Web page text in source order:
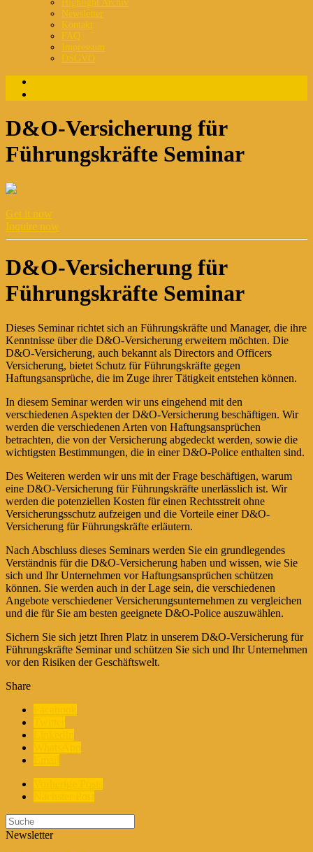
Highlight Archiv
Newsletter
Kontakt
FAQ
Impressum
DSGVO
D&O-Versicherung für
Führungskräfte Seminar
Get it now
Inquire now
D&O-Versicherung für
Führungskräfte Seminar
Dieses Seminar richtet sich an Führungskräfte und Manager, die ihre
Kenntnisse über die D&O-Versicherung erweitern möchten. Die
D&O-Versicherung, auch bekannt als Directors and Officers
Versicherung, bietet Schutz für Führungskräfte gegen
Haftungsansprüche, die im Zuge ihrer Tätigkeit entstehen können.
In diesem Seminar werden wir uns eingehend mit den
verschiedenen Aspekten der D&O-Versicherung beschäftigen. Wir
werden die verschiedenen Arten von Haftungsansprüchen
betrachten, die von der Versicherung abgedeckt werden, sowie die
wichtigsten Bestimmungen, die in einer D&O-Police enthalten sind.
Des Weiteren werden wir uns mit der Frage beschäftigen, warum
eine D&O-Versicherung für Führungskräfte unerlässlich ist. Wir
werden die potenziellen Kosten für einen Rechtsstreit ohne
Versicherungsschutz aufzeigen und die Vorteile einer D&O-
Versicherung für Führungskräfte erläutern.
Nach Abschluss dieses Seminars werden Sie ein grundlegendes
Verständnis für die D&O-Versicherung haben und wissen, wie Sie
sich und Ihr Unternehmen vor Haftungsansprüchen schützen
können. Sie werden auch in der Lage sein, die verschiedenen
Angebote verschiedener Versicherungsunternehmen zu vergleichen
und die für Sie am besten geeignete D&O-Police auszuwählen.
Sichern Sie sich jetzt Ihren Platz in unserem D&O-Versicherung für
Führungskräfte Seminar und schützen Sie sich und Ihr Unternehmen
vor den Risiken der Geschäftswelt.
Share
Newsletter